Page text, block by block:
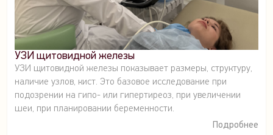
УЗИ щитовидной железы
УЗИ щитовидной железы показывает размеры, структуру,
наличие узлов, кист. Это базовое исследование при
подозрении на гипо- или гипертиреоз, при увеличении
шеи, при планировании беременности.
Подробнее